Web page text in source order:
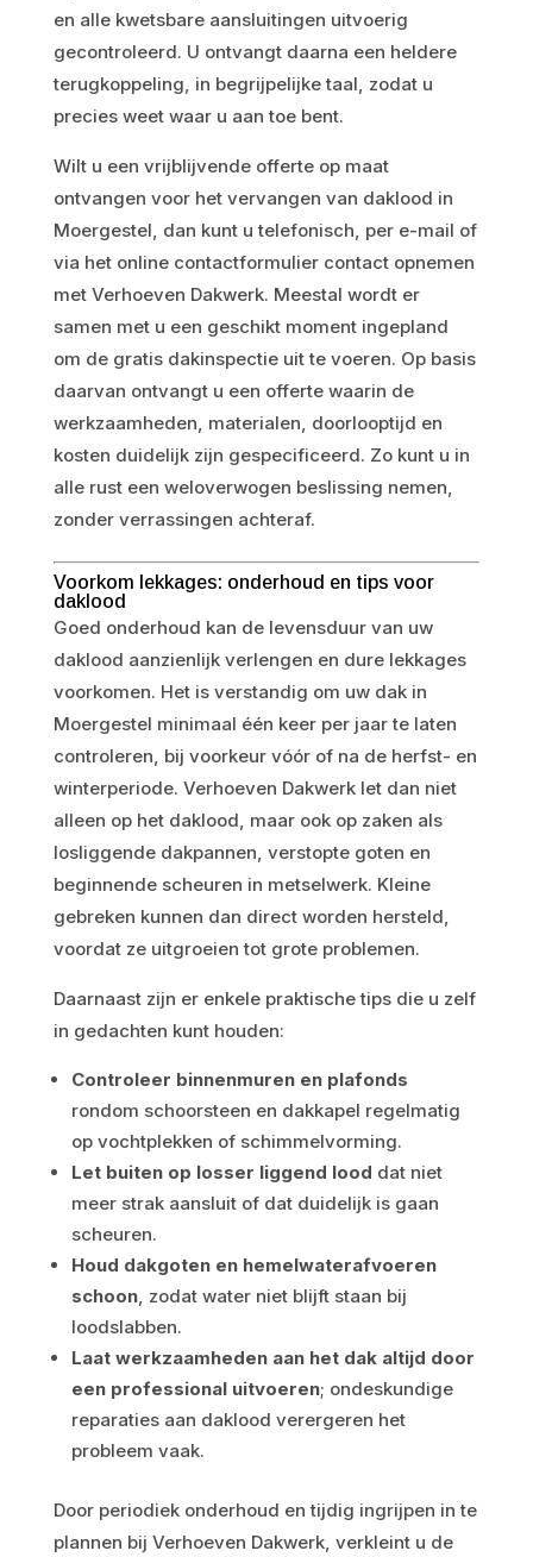
en alle kwetsbare aansluitingen uitvoerig
gecontroleerd. U ontvangt daarna een heldere
terugkoppeling, in begrijpelijke taal, zodat u
precies weet waar u aan toe bent.
Wilt u een vrijblijvende offerte op maat
ontvangen voor het vervangen van daklood in
Moergestel, dan kunt u telefonisch, per e-mail of
via het online contactformulier contact opnemen
met Verhoeven Dakwerk. Meestal wordt er
samen met u een geschikt moment ingepland
om de gratis dakinspectie uit te voeren. Op basis
daarvan ontvangt u een offerte waarin de
werkzaamheden, materialen, doorlooptijd en
kosten duidelijk zijn gespecificeerd. Zo kunt u in
alle rust een weloverwogen beslissing nemen,
zonder verrassingen achteraf.
Voorkom lekkages: onderhoud en tips voor
daklood
Goed onderhoud kan de levensduur van uw
daklood aanzienlijk verlengen en dure lekkages
voorkomen. Het is verstandig om uw dak in
Moergestel minimaal één keer per jaar te laten
controleren, bij voorkeur vóór of na de herfst- en
winterperiode. Verhoeven Dakwerk let dan niet
alleen op het daklood, maar ook op zaken als
losliggende dakpannen, verstopte goten en
beginnende scheuren in metselwerk. Kleine
gebreken kunnen dan direct worden hersteld,
voordat ze uitgroeien tot grote problemen.
Daarnaast zijn er enkele praktische tips die u zelf
in gedachten kunt houden:
Controleer binnenmuren en plafonds
rondom schoorsteen en dakkapel regelmatig
op vochtplekken of schimmelvorming.
Let buiten op losser liggend lood dat niet
meer strak aansluit of dat duidelijk is gaan
scheuren.
Houd dakgoten en hemelwaterafvoeren
schoon, zodat water niet blijft staan bij
loodslabben.
Laat werkzaamheden aan het dak altijd door
een professional uitvoeren; ondeskundige
reparaties aan daklood verergeren het
probleem vaak.
Door periodiek onderhoud en tijdig ingrijpen in te
plannen bij Verhoeven Dakwerk, verkleint u de